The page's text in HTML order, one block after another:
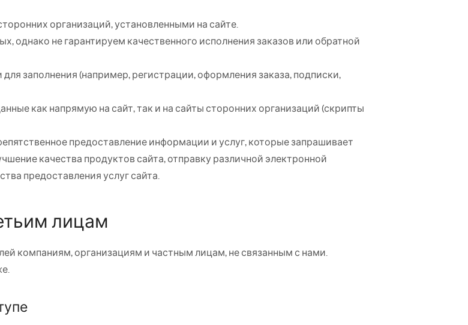
организаций, установленными на сайте.
однако не гарантируем качественного исполнения заказов или обратной
заполнения (например, регистрации, оформления заказа, подписки,
как напрямую на сайт, так и на сайты сторонних организаций (скрипты
предоставление информации и услуг, которые запрашивает
качества продуктов сайта, отправку различной электронной
предоставления услуг сайта.
лицам
компаниям, организациям и частным лицам, не связанным с нами.